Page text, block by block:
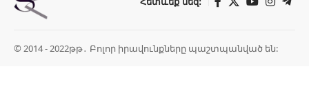
© 2014 - 2022թթ․ Բոլոր իրավունքները պաշտպանված են: